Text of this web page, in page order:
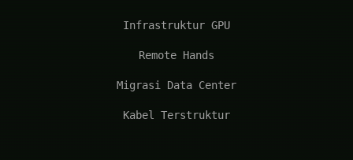
Infrastruktur GPU
Remote Hands
Migrasi Data Center
Kabel Terstruktur